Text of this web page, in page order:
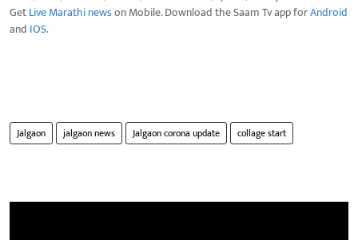
GetLive Marathi newson Mobile. Download the Saam Tv app forAndroid
and IOS.
Jalgaon jalgaon news Jalgaon corona update collage start